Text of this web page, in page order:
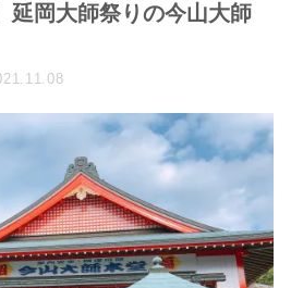
延岡大師祭りの今山大師